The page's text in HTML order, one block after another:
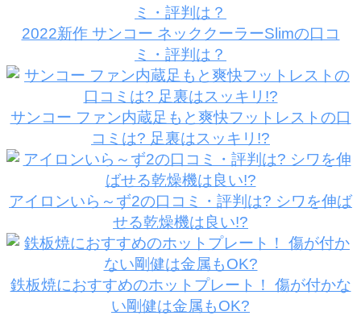
2022新作 サンコー ネッククーラーSlimの口コ
ミ・評判は？
サンコー ファン内蔵足もと爽快フットレストの口
コミは? 足裏はスッキリ!?
アイロンいら～ず2の口コミ・評判は? シワを伸ば
せる乾燥機は良い!?
鉄板焼におすすめのホットプレート！ 傷が付かな
い剛健は金属もOK?